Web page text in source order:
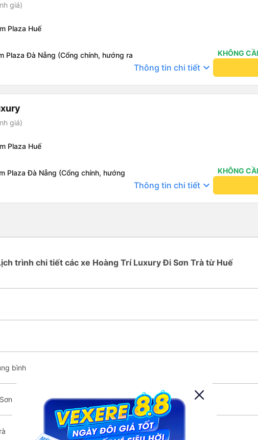
giá)
Plaza Huế
Plaza Đà Nẵng (Cổng chính, hướng ra
KHÔNG
Thông tin chi tiết keyboard_arrow_down
giá)
Plaza Huế
Plaza Đà Nẵng (Cổng chính, hướng
KHÔNG
Thông tin chi tiết keyboard_arrow_down
trình chi tiết các xe Hoàng Trí Luxury Đi Sơn Trà từ Huế
bình
Trà